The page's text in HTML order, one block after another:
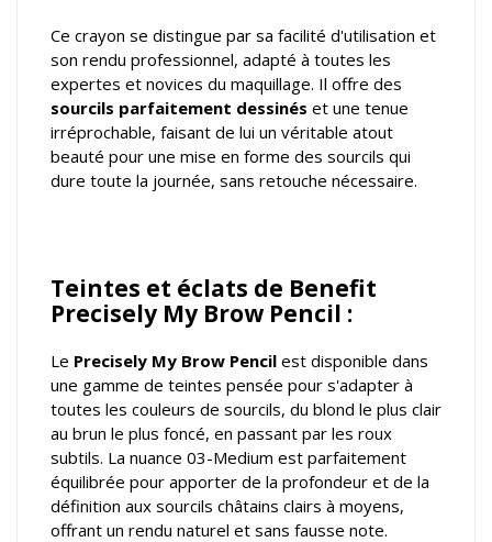
Ce crayon se distingue par sa facilité d'utilisation et
son rendu professionnel, adapté à toutes les
expertes et novices du maquillage. Il offre des
sourcils parfaitement dessinés et une tenue
irréprochable, faisant de lui un véritable atout
beauté pour une mise en forme des sourcils qui
dure toute la journée, sans retouche nécessaire.
Teintes et éclats de Benefit
Precisely My Brow Pencil :
Le Precisely My Brow Pencil est disponible dans
une gamme de teintes pensée pour s'adapter à
toutes les couleurs de sourcils, du blond le plus clair
au brun le plus foncé, en passant par les roux
subtils. La nuance 03-Medium est parfaitement
équilibrée pour apporter de la profondeur et de la
définition aux sourcils châtains clairs à moyens,
offrant un rendu naturel et sans fausse note.